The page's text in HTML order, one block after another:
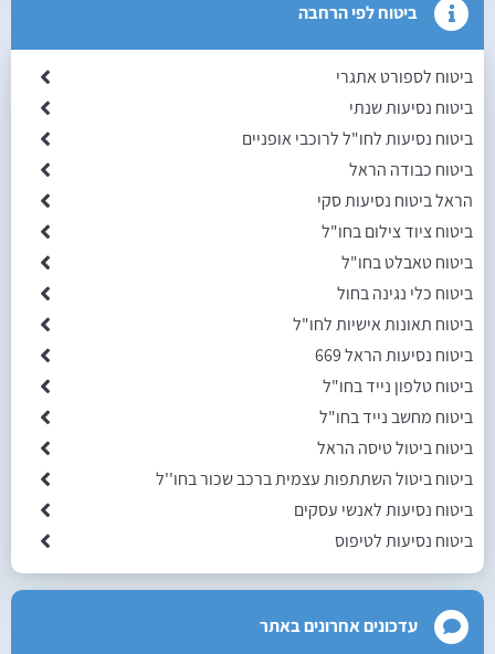
ביטוח לפי הרחבה
ביטוח לספורט אתגרי
ביטוח נסיעות שנתי
ביטוח נסיעות לחו"ל לרוכבי אופניים
ביטוח כבודה הראל
הראל ביטוח נסיעות סקי
ביטוח ציוד צילום בחו"ל
ביטוח טאבלט בחו"ל
ביטוח כלי נגינה בחול
ביטוח תאונות אישיות לחו"ל
ביטוח נסיעות הראל 669
ביטוח טלפון נייד בחו"ל
ביטוח מחשב נייד בחו"ל
ביטוח ביטול טיסה הראל
ביטוח ביטול השתתפות עצמית ברכב שכור בחו''ל
ביטוח נסיעות לאנשי עסקים
ביטוח נסיעות לטיפוס
עדכונים אחרונים באתר